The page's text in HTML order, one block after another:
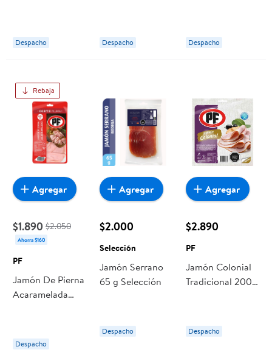
Despacho Despacho Despacho
Rebaja
$1.890 $2.050
Ahorra $160
PF
Jamón De Pierna
Acaramelada
Despacho
Agregar
$2.000
Selección
Jamón Serrano
65 g Selección
Despacho
Agregar
$2.890
PF
Jamón Colonial
Tradicional 200
Despacho
Agregar